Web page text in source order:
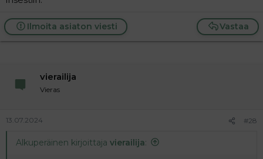
Vastaa
Ilmoita asiaton viesti
vierailija
Vieras
13.07.2024 #28
Alkuperäinen kirjoittaja vierailija: